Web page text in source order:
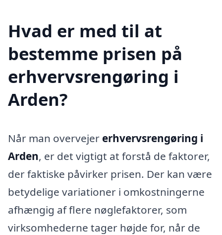
Hvad er med til at
bestemme prisen på
erhvervsrengøring i
Arden?
Når man overvejer erhvervsrengøring i
Arden, er det vigtigt at forstå de faktorer,
der faktiske påvirker prisen. Der kan være
betydelige variationer i omkostningerne
afhængig af flere nøglefaktorer, som
virksomhederne tager højde for, når de